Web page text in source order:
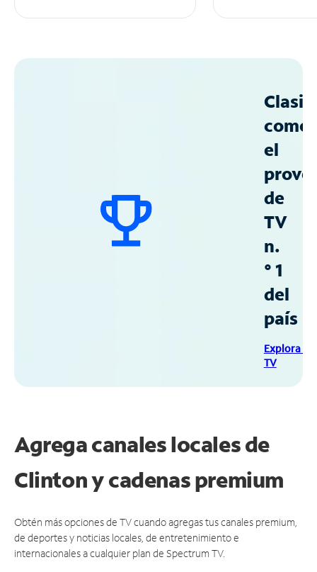
como
el
de
TV
n.
° 1
del
país
Explora
TV
Agrega canales locales de
Clinton y cadenas premium
Obtén más opciones de TV cuando agregas tus canales premium,
de deportes y noticias locales, de entretenimiento e
internacionales a cualquier plan de Spectrum TV.